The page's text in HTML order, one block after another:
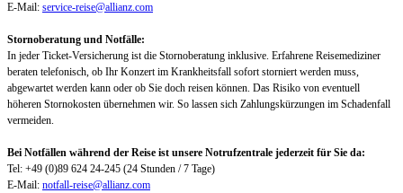
E-Mail: service-reise@allianz.com
Stornoberatung und Notfälle:
In jeder Ticket-Versicherung ist die Stornoberatung inklusive. Erfahrene Reisemediziner
beraten telefonisch, ob Ihr Konzert im Krankheitsfall sofort storniert werden muss,
abgewartet werden kann oder ob Sie doch reisen können. Das Risiko von eventuell
höheren Stornokosten übernehmen wir. So lassen sich Zahlungskürzungen im Schadenfall
vermeiden.
Bei Notfällen während der Reise ist unsere Notrufzentrale jederzeit für Sie da:
Tel: +49 (0)89 624 24-245 (24 Stunden / 7 Tage)
E-Mail: notfall-reise@allianz.com